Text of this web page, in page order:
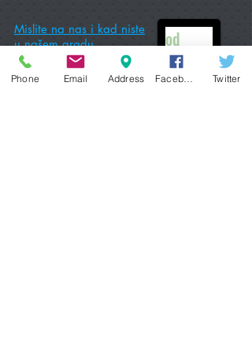
Mislite na nas i kad niste
u našem gradu
od
01.07.
Phone Email Address Twitter